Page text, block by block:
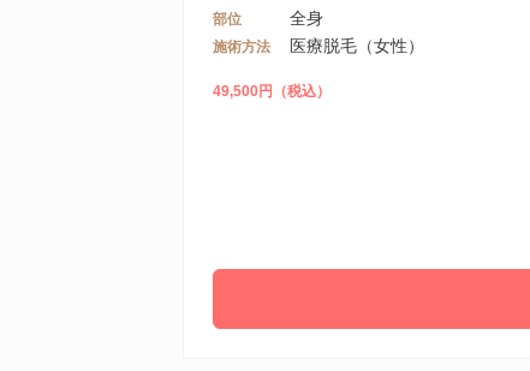
部位 全身
施術方法 医療脱毛（女性）
49,500円（税込）